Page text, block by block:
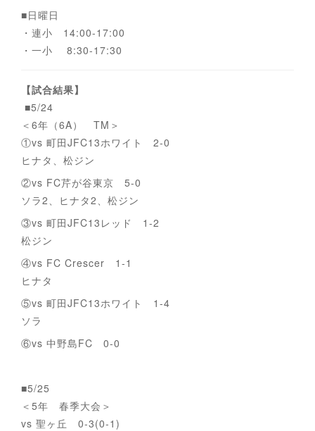
■日曜日
・連小 14:00-17:00
・一小 8:30-17:30
【試合結果】
■5/24
＜6年（6A） TM＞
①vs 町田JFC13ホワイト 2-0
ヒナタ、松ジン
②vs FC芹が谷東京 5-0
ソラ2、ヒナタ2、松ジン
③vs 町田JFC13レッド 1-2
松ジン
④vs FC Crescer 1-1
ヒナタ
⑤vs 町田JFC13ホワイト 1-4
ソラ
⑥vs 中野島FC 0-0
■5/25
＜5年 春季大会＞
vs 聖ヶ丘 0-3(0-1)